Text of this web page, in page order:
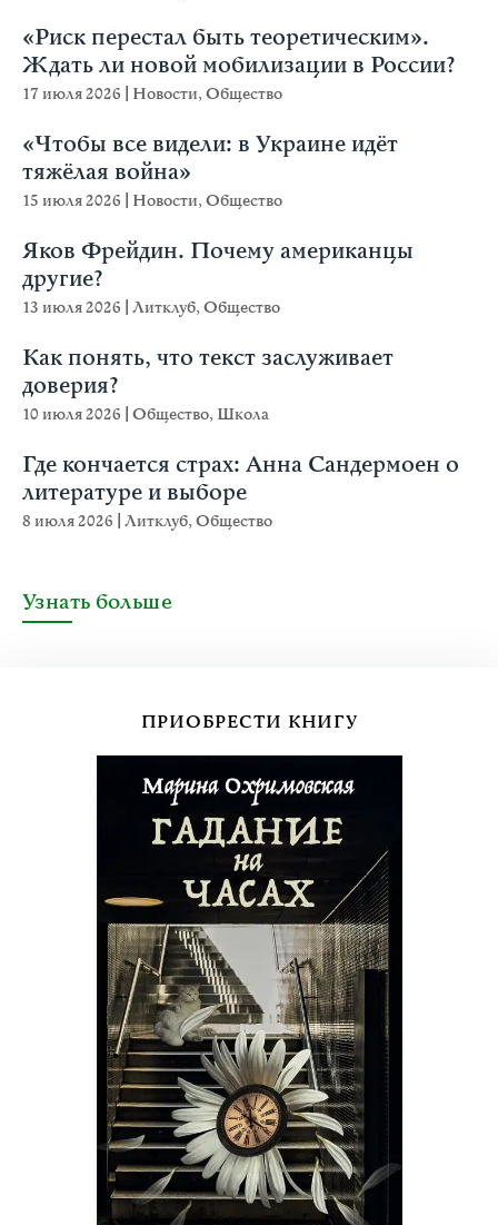
«Риск перестал быть теоретическим».
Ждать ли новой мобилизации в России?
17 июля 2026 Новости,Общество
«Чтобы все видели: в Украине идёт
тяжёлая война»
15 июля 2026 Новости,Общество
Яков Фрейдин. Почему американцы
другие?
13 июля 2026 Литклуб,Общество
Как понять, что текст заслуживает
доверия?
10 июля 2026 Общество, Школа
Где кончается страх: Анна Сандермоен о
литературе и выборе
8 июля 2026 Литклуб,Общество
Узнать больше
ПРИОБРЕСТИ КНИГУ